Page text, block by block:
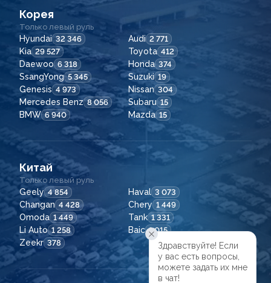
Корея
Только левый руль
Hyundai 32 346 Audi 2 771
Kia 29 527 Toyota 412
Daewoo 6 318 Honda 374
SsangYong 5 345 Suzuki 19
Genesis 4 973 Nissan 304
Mercedes Benz 8 056 Subaru 15
BMW 6 940 Mazda 15
Китай
Только левый руль
Geely 4 854 Haval 3 073
Changan 4 428 Chery 1 449
Omoda 1 449 Tank 1 331
Li Auto 1 258 Baic 1 015
Zeekr 378
Здравствуйте! Если
у вас есть вопросы,
можете задать их мне
в чат!